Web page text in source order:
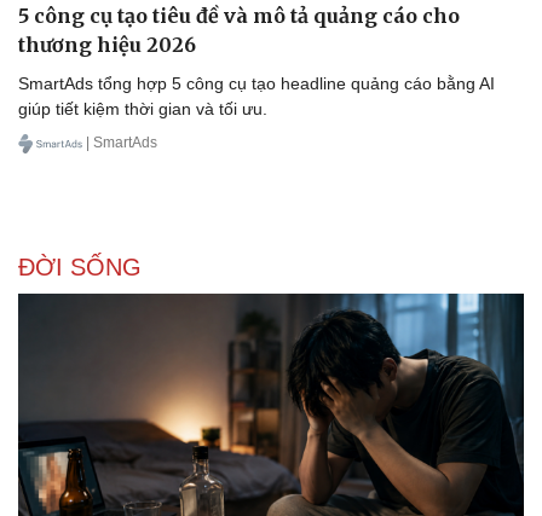
5 công cụ tạo tiêu đề và mô tả quảng cáo cho
thương hiệu 2026
SmartAds tổng hợp 5 công cụ tạo headline quảng cáo bằng AI
giúp tiết kiệm thời gian và tối ưu.
| SmartAds
ĐỜI SỐNG